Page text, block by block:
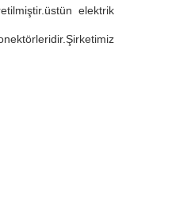
elektrik